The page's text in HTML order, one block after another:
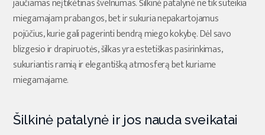
miegamajam prabangos, bet ir sukuria nepakartojamus
pojūčius, kurie gali pagerinti bendrą miego kokybę. Dėl savo
blizgesio ir drapiruotės, šilkas yra estetiškas pasirinkimas,
sukuriantis ramią ir elegantišką atmosferą bet kuriame
miegamajame.
Šilkinė patalynė ir jos nauda sveikatai